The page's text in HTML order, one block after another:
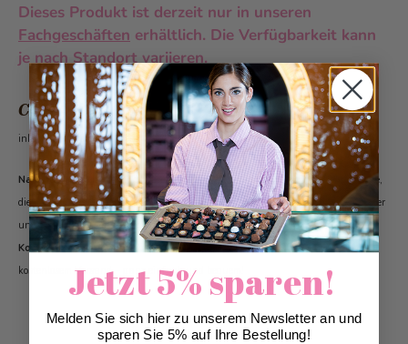
Dieses Produkt ist derzeit nur in unseren
Fachgeschäften erhältlich. Die Verfügbarkeit kann
je nach Standort variieren.
CHF 3.70
inkl. 2.6% MwSt.
Nachhaltige Schokolade: Geniesse unsere hochwertigen Schokoladenprodukte,
die mit Verantwortung und Nachhaltigkeit hergestellt werden.Erfahre mehr über
unsere nachhaltige Schokoladenproduktion.
Kostenloser Versand: :Ab einer Bestellung von CHF 60.00 profitierst du von
kostenlosem Versand – ganz einfach und bequem!
Jetzt 5% sparen!
Melden Sie sich hier zu unserem Newsletter an und
sparen Sie 5% auf Ihre Bestellung!